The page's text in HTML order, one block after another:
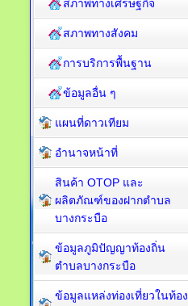
สภาพทางเศรษฐกิจ
สภาพทางสังคม
การบริการพื้นฐาน
ข้อมูลอื่น ๆ
แผนที่ดาวเทียม
อำนาจหน้าที่
สินค้า OTOP และ
ผลิตภัณฑ์ของฝากตำบล
บางกระบือ
ข้อมูลภูมิปัญญาท้องถิ่น
ตำบลบางกระบือ
ข้อมูลแหล่งท่องเที่ยวในท้อง